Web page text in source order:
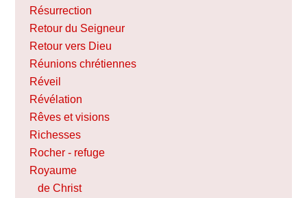
Résurrection
Retour du Seigneur
Retour vers Dieu
Réunions chrétiennes
Réveil
Révélation
Rêves et visions
Richesses
Rocher - refuge
Royaume
de Christ